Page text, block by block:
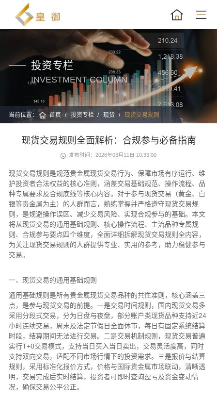
投资专栏
INVESTMENT COLUMN
当前位置： 首页 投资专栏 现货 现货交易规则
现货交易规则全面解析：合规参与必备指南
发布时间：2026年03月11日 10:33:00
现货交易规则是规范贵金属现货交易行为、保障市场有序运行、维
护投资者合法权益的核心准则，涵盖交易基础规范、操作流程、品
种专属要求及合规底线等核心内容。对于参与现货交易（黄金、白
银等贵金属为主）的人群而言，熟练掌握并严格遵守现货交易规
则，是规避操作误区、减少交易风险、实现合规参与的基础。本文
将从现货交易的通用基础规则、核心操作流程、主流品种专属规
则、合规参与要点四个维度，全面详细拆解现货交易规则全内容，
为关注现货交易规则的人群提供专业、实用的参考，助力稳健参与
交易。
一、现货交易的通用基础规则
通用基础规则是所有贵金属现货交易品种的共性准则，核心涵盖三
点，是参与现货交易的前提。一是交易时间规则，国内现货交易多
采用分段式交易，分为日盘与夜盘，部分账户类现货品种支持近24
小时连续交易，周末及法定节假日全面休市，每日有固定系统结算
时段，结算期间无法进行交易。二是交易机制规则，现货交易普遍
实行T+0交易模式，支持当日买入当日卖出，交易灵活度高，同时
支持双向交易，适配不同市场行情下的投资需求。三是报价与结算
规则，采用标准化报价方式，价格与国际贵金属市场联动，清晰透
明，交易完成后实时结算，投资者可即时查询盈亏及资金变动情
况，确保交易公平公正。